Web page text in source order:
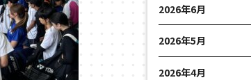
2026年6月
2026年5月
2026年4月